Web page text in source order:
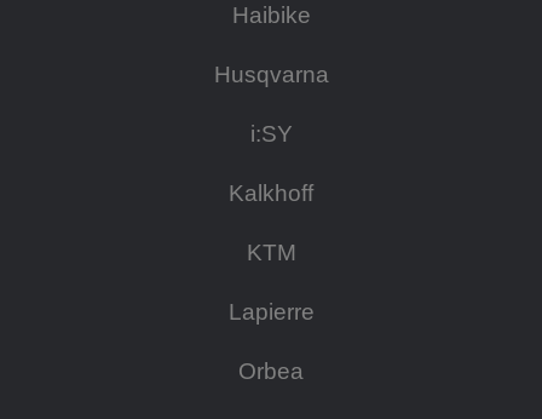
Haibike
Husqvarna
i:SY
Kalkhoff
KTM
Lapierre
Orbea